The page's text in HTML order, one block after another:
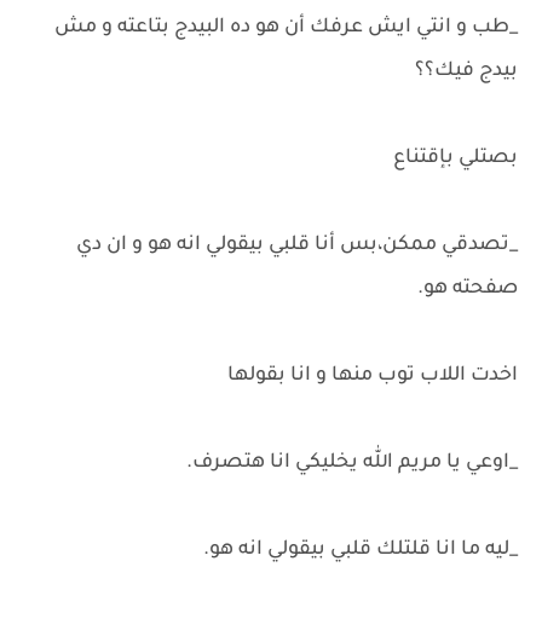
_طب و انتي ايش عرفك أن هو ده البيدج بتاعته و مش
بيدج فيك؟؟
بصتلي بإقتناع
_تصدقي ممكن،بس أنا قلبي بيقولي انه هو و ان دي
صفحته هو.
اخدت اللاب توب منها و انا بقولها
_اوعي يا مريم الله يخليكي انا هتصرف.
_ليه ما انا قلتلك قلبي بيقولي انه هو.